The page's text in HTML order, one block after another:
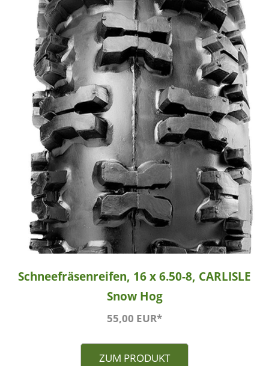
Schneefräsenreifen, 16 x 6.50-8, CARLISLE
Snow Hog
55,00 EUR*
ZUM PRODUKT